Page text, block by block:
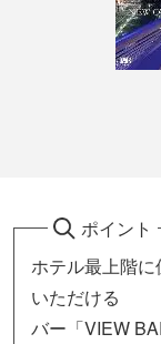
ポイント
ホテル最上階
いただける
バー「VIEW